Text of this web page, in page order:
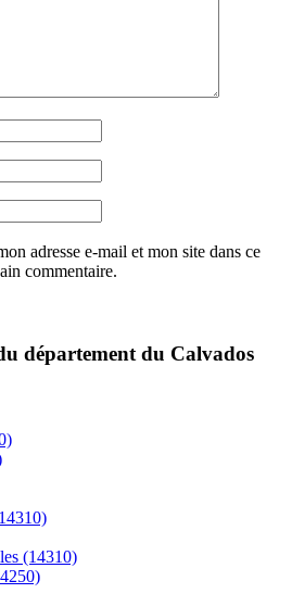
adresse e-mail et mon site dans ce
commentaire.
département du Calvados
(14310)